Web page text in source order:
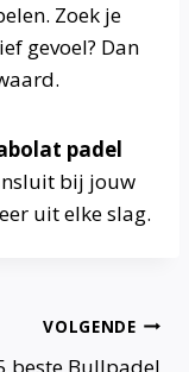
Zoek je
gevoel? Dan
padel
bij jouw
uit elke slag.
VOLGENDE